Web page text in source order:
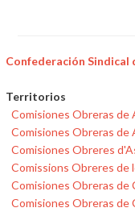
Confederación Sindical
Territorios
Comisiones Obreras de
Comisiones Obreras de
Comisiones Obreres
Comissions Obreres de
Comisiones Obreras de
Comisiones Obreras de